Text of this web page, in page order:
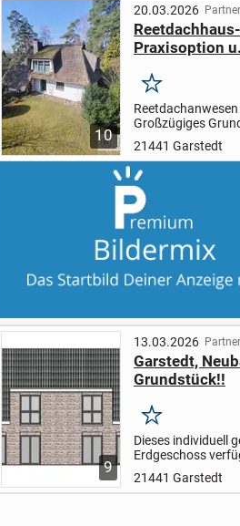
10
20.03.2026
Praxisoption
Merken
Großzügiges
Reetdachhaus
21441 Garstedt
9
13.03.2026
Garstedt,
Grundstück!!
Merken
Dieses individuell
Erdgeschoss
21441 Garstedt